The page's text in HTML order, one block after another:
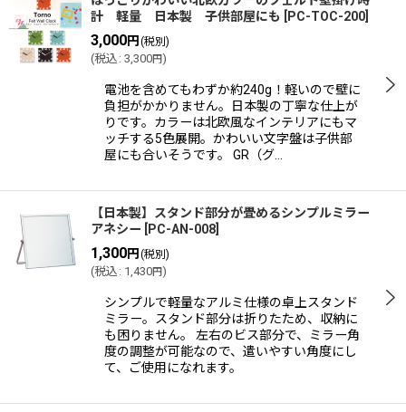
計 軽量 日本製 子供部屋にも
PC-TOC-200
3,000円 (税別)
(税込 : 3,300円)
電池を含めてもわずか約240g！軽いので壁に
負担がかかりません。日本製の丁寧な仕上が
りです。カラーは北欧風なインテリアにもマ
ッチする5色展開。かわいい文字盤は子供部
屋にも合いそうです。 GR（グ…
【日本製】スタンド部分が畳めるシンプルミラー
アネシー
PC-AN-008
1,300円 (税別)
(税込 : 1,430円)
シンプルで軽量なアルミ仕様の卓上スタンド
ミラー。スタンド部分は折りたため、収納に
も困りません。 左右のビス部分で、ミラー角
度の調整が可能なので、遣いやすい角度にし
て、ご使用になれます。